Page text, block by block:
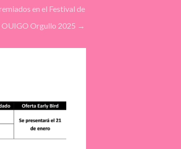
en el Festival de
Orgullo 2025 →